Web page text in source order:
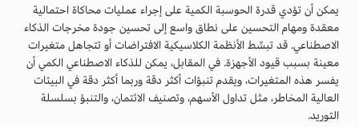
يمكن أن تؤدي قدرة الحوسبة الكمية على إجراء عمليات محاكاة احتمالية
معقدة ومهام التحسين على نطاق واسع إلى تحسين جودة مخرجات الذكاء
الاصطناعي. قد تبسِّط الأنظمة الكلاسيكية الافتراضات أو تتجاهل متغيرات
معينة بسبب قيود الأجهزة. في المقابل، يمكن للذكاء الاصطناعي الكمي أن
يفسر هذه المتغيرات، ويقدم تنبؤات أكثر دقة وربما أكثر دقة في البيئات
العالية المخاطر، مثل تداول الأسهم، وتصنيف الائتمان، والتنبؤ بسلسلة
التوريد.